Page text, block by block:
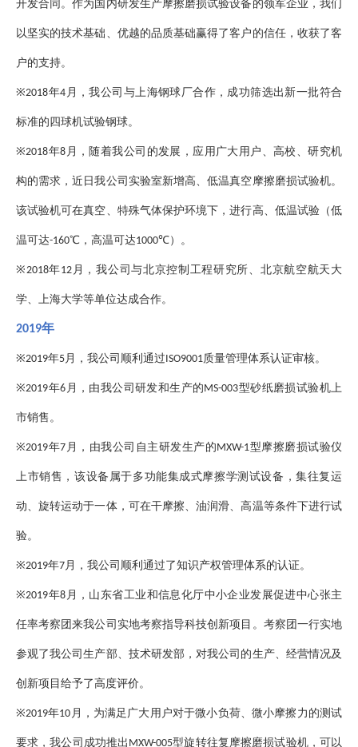
开发合同。作为国内研发生产摩擦磨损试验设备的领军企业，我们
以坚实的技术基础、优越的品质基础赢得了客户的信任，收获了客
户的支持。
※2018年4 月，我公司与上海钢球厂合作，成功筛选出新一批符合
标准的四球机试验钢球。
※2018年8 月，随着我公司的发展，应用广大用户、高校、研究机
构的需求，近日我公司实验室新增高、低温真空摩擦磨损试验机。
该试验机可在真空、特殊气体保护环境下，进行高、低温试验（低
温可达-160℃，高温可达1000℃）。
※2018年12 月，我公司与北京控制工程研究所、北京航空航天大
学、上海大学等单位达成合作。
2019年
※2019年5月，我公司顺利通过ISO9001质量管理体系认证审核。
※2019年6 月，由我公司研发和生产的MS-003型砂纸磨损试验机上
市销售。
※2019年7 月，由我公司自主研发生产的MXW-1型摩擦磨损试验仪
上市销售，该设备属于多功能集成式摩擦学测试设备，集往复运
动、旋转运动于一体，可在干摩擦、油润滑、高温等条件下进行试
验。
※2019年7月，我公司顺利通过了知识产权管理体系的认证。
※2019年8 月，山东省工业和信息化厅中小企业发展促进中心张主
任率考察团来我公司实地考察指导科技创新项目。考察团一行实地
参观了我公司生产部、技术研发部，对我公司的生产、经营情况及
创新项目给予了高度评价。
※2019年10 月，为满足广大用户对于微小负荷、微小摩擦力的测试
要求，我公司成功推出 MXW-005型旋转往复摩擦磨损试验机，可以